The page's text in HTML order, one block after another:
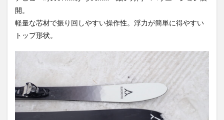
開。
軽量な芯材で振り回しやすい操作性。浮力が簡単に得やすい
トップ形状。